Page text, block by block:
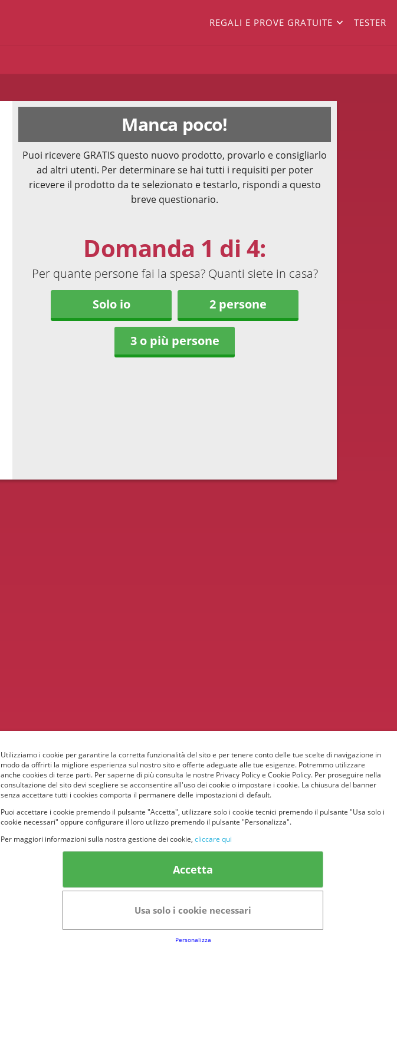
REGALI E PROVE GRATUITE TESTER
Manca poco!
Puoi ricevere GRATIS questo nuovo prodotto, provarlo e consigliarlo
ad altri utenti. Per determinare se hai tutti i requisiti per poter
ricevere il prodotto da te selezionato e testarlo, rispondi a questo
breve questionario.
Domanda 1 di 4:
Per quante persone fai la spesa? Quanti siete in casa?
Solo io
2 persone
3 o più persone
FAQs
Regolamento del Servizio
Utilizziamo i cookie per garantire la corretta funzionalità del sito e per tenere conto delle tue scelte di navigazione in
modo da offrirti la migliore esperienza sul nostro sito e offerte adeguate alle tue esigenze. Potremmo utilizzare
anche cookies di terze parti. Per saperne di più consulta le nostre Privacy Policy e Cookie Policy. Per proseguire nella
consultazione del sito devi scegliere se acconsentire all'uso dei cookie o impostare i cookie. La chiusura del banner
senza accettare tutti i cookies comporta il permanere delle impostazioni di default.
Puoi accettare i cookie premendo il pulsante "Accetta", utilizzare solo i cookie tecnici premendo il pulsante "Usa solo i
cookie necessari" oppure configurare il loro utilizzo premendo il pulsante "Personalizza".
Per maggiori informazioni sulla nostra gestione dei cookie, cliccare qui
Accetta
Usa solo i cookie necessari
Personalizza